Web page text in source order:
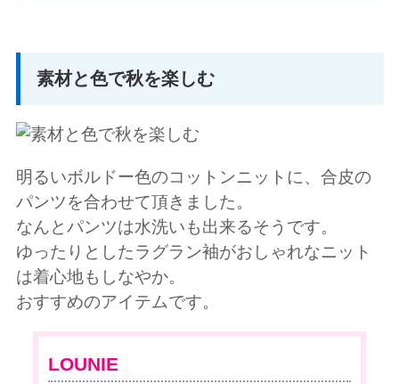
素材と色で秋を楽しむ
明るいボルドー色のコットンニットに、合皮の
パンツを合わせて頂きました。
なんとパンツは水洗いも出来るそうです。
ゆったりとしたラグラン袖がおしゃれなニット
は着心地もしなやか。
おすすめのアイテムです。
LOUNIE